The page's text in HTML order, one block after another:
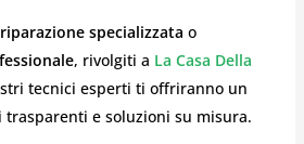
riparazione specializzata o
, rivolgiti a La Casa Della
tecnici esperti ti offriranno un
trasparenti e soluzioni su misura.